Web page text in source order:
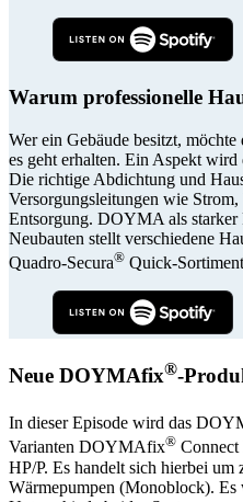
Warum professionelle
Wer ein Gebäude besitzt,
es geht erhalten. Ein Aspekt
Die richtige Abdichtung und
Versorgungsleitungen wie Strom,
Entsorgung. DOYMA als starker
Neubauten stellt verschiedene
Quadro-Secura® Quick-
Neue DOYMAfix®-
In dieser Episode wird das
Varianten DOYMAfix®
HP/P. Es handelt sich hierbei
Wärmepumpen (Monoblock). Es